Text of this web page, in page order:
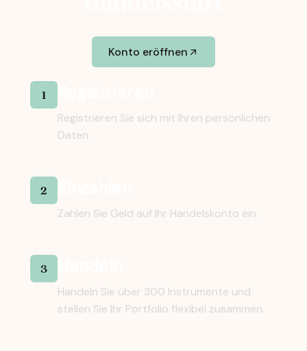
Konto eröffnen
1
Registrieren Sie sich mit Ihren persönlichen
Daten.
2
Zahlen Sie Geld auf Ihr Handelskonto ein.
3
Handeln Sie über 300 Instrumente und
stellen Sie Ihr Portfolio flexibel zusammen.